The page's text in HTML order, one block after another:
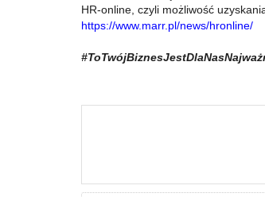
HR-online, czyli możliwość
https://www.marr.pl/news/hronline/